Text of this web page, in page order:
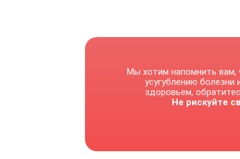
Мы хотим напомнить вам,
усугублению
здоровьем,
Не рискуйте